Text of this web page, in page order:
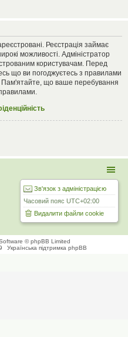
Реєстрація займає
можливості. Адміністратор
користувачам. Перед
що ви погоджуєтесь з правилами
Пам'ятайте, що ваше перебування
Зв'язок з адміністрацією
Часовий пояс UTC+02:00
Видалити файли cookie
© phpBB Limited
Українська підтримка phpBB